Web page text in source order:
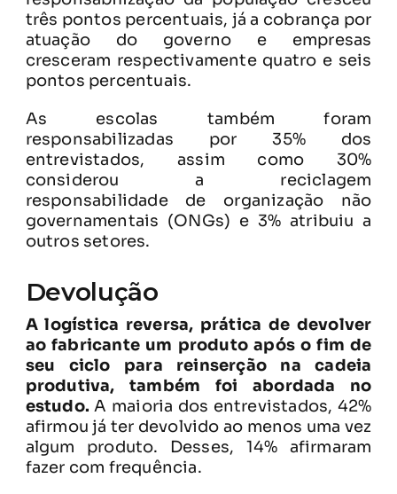
três pontos percentuais, já a cobrança por
atuação do governo e empresas
cresceram respectivamente quatro e seis
pontos percentuais.
As escolas também foram
responsabilizadas por 35% dos
entrevistados, assim como 30%
considerou a reciclagem
responsabilidade de organização não
governamentais (ONGs) e 3% atribuiu a
outros setores.
Devolução
A logística reversa, prática de devolver
ao fabricante um produto após o fim de
seu ciclo para reinserção na cadeia
produtiva, também foi abordada no
estudo.A maioria dos entrevistados, 42%
afirmou já ter devolvido ao menos uma vez
algum produto. Desses, 14% afirmaram
fazer com frequência.